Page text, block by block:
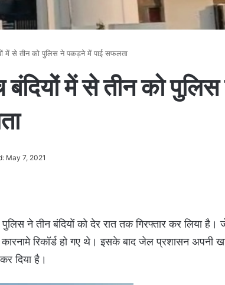
में से तीन को पुलिस ने पकड़ने में पाई सफलता
में से तीन को
May 7, 2021
ने तीन बंदियों को देर रात तक गिरफ्तार कर लिया है।
रिकॉर्ड हो गए थे। इसके बाद जेल प्रशासन अपनी
दिया है।